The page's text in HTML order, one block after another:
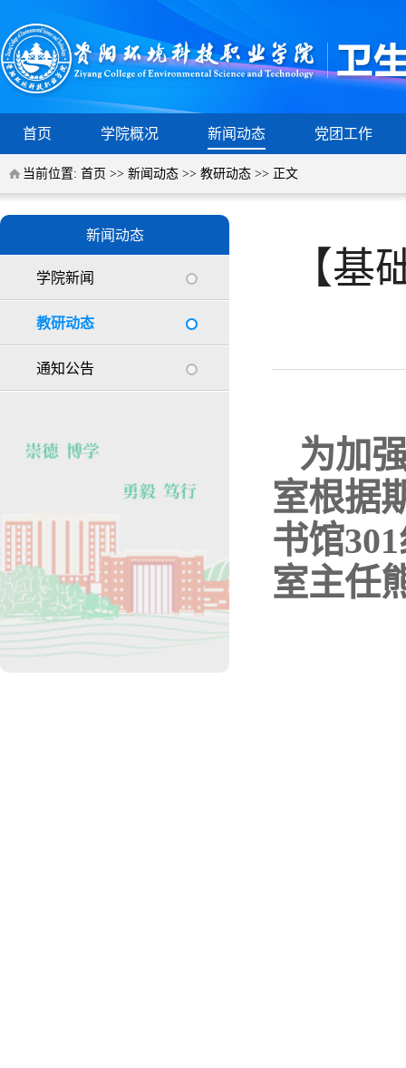
首页 学院概况 新闻动态 党团工作
当前位置: 首页 >> 新闻动态 >> 教研动态 >> 正文
新闻动态
学院新闻
教研动态
通知公告
【基
为加
室根据
书馆
室主任